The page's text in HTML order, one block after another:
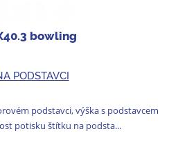
bowling
PODSTAVCI
podstavci, výška s podstavcem
potisku štítku na podsta...